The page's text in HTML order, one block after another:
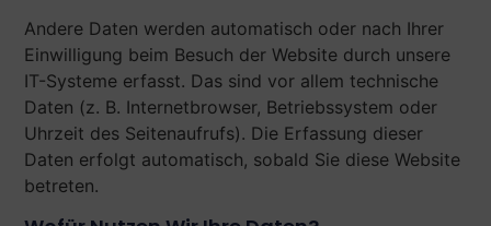
Andere Daten werden automatisch oder nach Ihrer
Einwilligung beim Besuch der Website durch unsere
IT-Systeme erfasst. Das sind vor allem technische
Daten (z. B. Internetbrowser, Betriebssystem oder
Uhrzeit des Seitenaufrufs). Die Erfassung dieser
Daten erfolgt automatisch, sobald Sie diese Website
betreten.